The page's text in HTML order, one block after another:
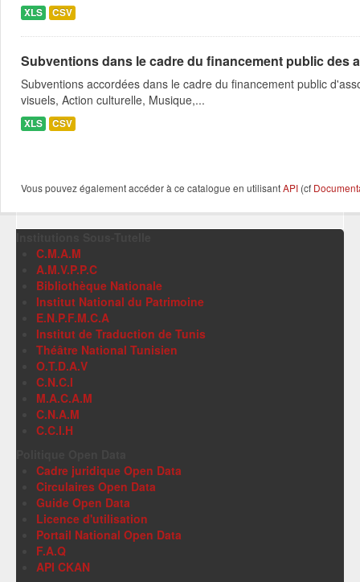
XLS CSV
Subventions dans le cadre du financement public des
Subventions accordées dans le cadre du financement public
visuels, Action culturelle, Musique,...
XLS CSV
Vous pouvez également accéder à ce catalogue en utilisantAPI (cf
C.M.A.M
A.M.V.P.P.C
Bibliothèque Nationale
Institut National du Patrimoine
E.N.P.F.M.C.A
Institut de Traduction de Tunis
Théâtre National Tunisien
O.T.D.A.V
C.N.C.I
M.A.C.A.M
C.N.A.M
C.C.I.H
Cadre juridique Open Data
Circulaires Open Data
Guide Open Data
Licence d'utilisation
Portail National Open Data
F.A.Q
API CKAN